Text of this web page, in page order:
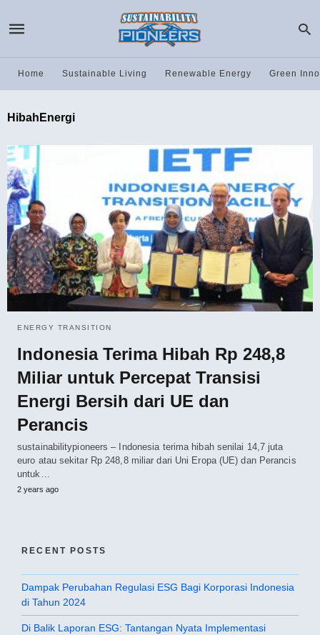
Home Sustainable Living Renewable Energy Green
HibahEnergi
ENERGY TRANSITION
Indonesia Terima Hibah Rp 248,8
Miliar untuk Percepat Transisi
Energi Bersih dari UE dan
Perancis
sustainabilitypioneers – Indonesia terima hibah senilai 14,7 juta
euro atau sekitar Rp 248,8 miliar dari Uni Eropa (UE) dan Perancis
untuk…
2 years ago
RECENT POSTS
Dampak Perubahan Regulasi ESG Bagi Korporasi Indonesia
di Tahun 2024
Di Balik Laporan ESG: Tantangan Nyata Implementasi